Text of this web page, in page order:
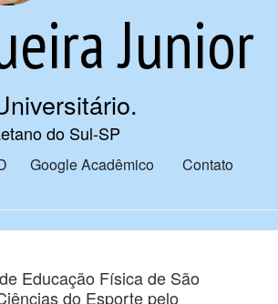
Junior
.
do Sul-SP
Google Acadêmico Contato
Educação Física de São
do Esporte pelo